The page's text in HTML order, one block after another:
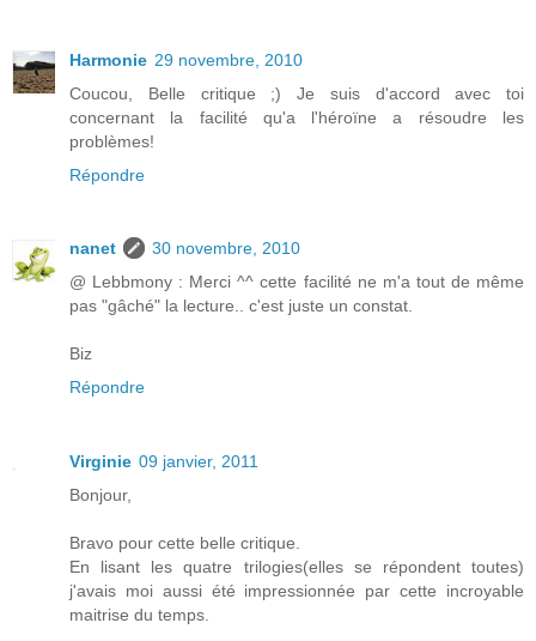
Harmonie 29 novembre, 2010
Coucou, Belle critique ;) Je suis d'accord avec toi
concernant la facilité qu'a l'héroïne a résoudre les
problèmes!
Répondre
nanet
30 novembre, 2010
@ Lebbmony : Merci ^^ cette facilité ne m'a tout de même
pas "gâché" la lecture.. c'est juste un constat.
Biz
Répondre
Virginie 09 janvier, 2011
Bonjour,
Bravo pour cette belle critique.
En lisant les quatre trilogies(elles se répondent toutes)
j'avais moi aussi été impressionnée par cette incroyable
maitrise du temps.